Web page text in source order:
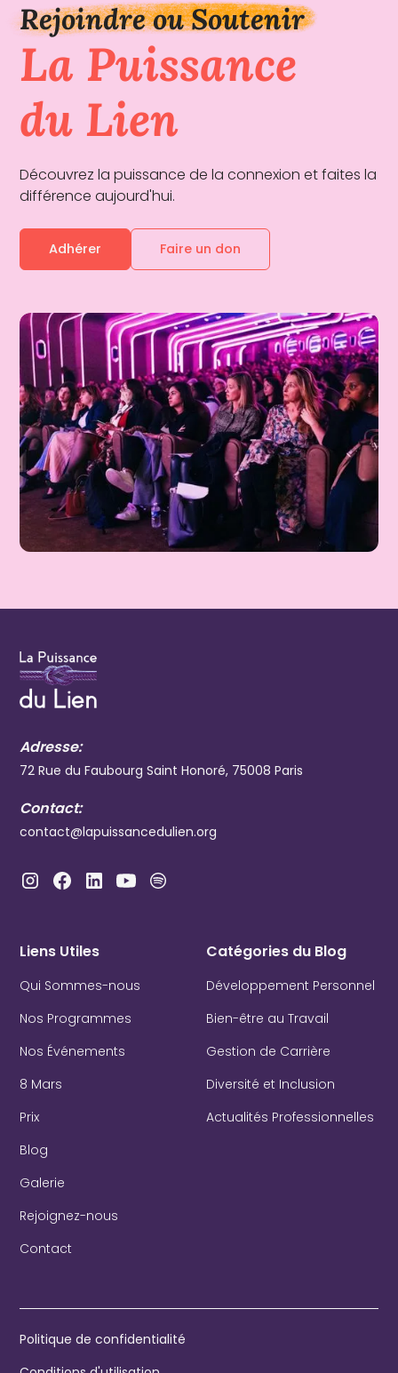
Rejoindre ou Soutenir
La Puissance
du Lien
Découvrez la puissance de la connexion et faites la
différence aujourd'hui.
Adhérer Faire un don
Adresse:
72 Rue du Faubourg Saint Honoré, 75008 Paris
Contact:
contact@lapuissancedulien.org
Liens Utiles
Qui Sommes-nous
Nos Programmes
Nos Événements
8 Mars
Prix
Blog
Galerie
Rejoignez-nous
Contact
Catégories du Blog
Développement Personnel
Bien-être au Travail
Gestion de Carrière
Diversité et Inclusion
Actualités Professionnelles
Politique de confidentialité